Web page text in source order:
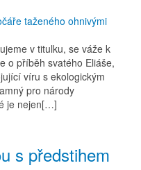
v titulku, se váže k
o příběh svatého Eliáše,
víru s ekologickým
pro národy
je nejen[…]
s předstihem